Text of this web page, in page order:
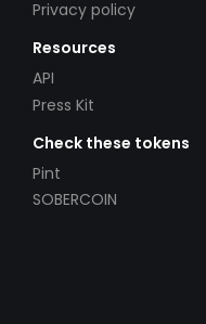
Privacy policy
Resources
API
Press Kit
Check these tokens
Pint
SOBERCOIN